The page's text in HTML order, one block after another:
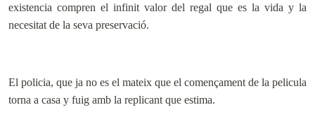
existencia compren el infinit valor del regal que es la vida y la
necesitat de la seva preservació.
El policia, que ja no es el mateix que el començament de la pelicula
torna a casa y fuig amb la replicant que estima.